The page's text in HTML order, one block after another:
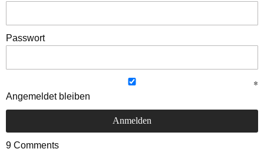
Passwort
Angemeldet bleiben
9 Comments